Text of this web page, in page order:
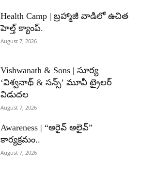
Health Camp | బ్రహ్మాజీ వాడిలో ఉచిత
హెల్త్ క్యాంప్.
August 7, 2026
Vishwanath & Sons | సూర్య
‘విశ్వనాథ్ & సన్స్’ మూవీ ట్రైలర్
విడుదల
August 7, 2026
Awareness | “అరైవ్ అలైవ్”
కార్యక్రమం..
August 7, 2026